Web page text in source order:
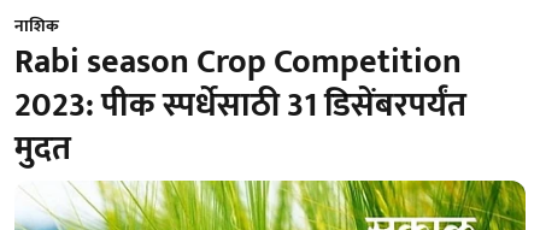
नाशिक
Rabi season Crop Competition
2023: पीक स्पर्धेसाठी 31 डिसेंबरपर्यंत
मुदत